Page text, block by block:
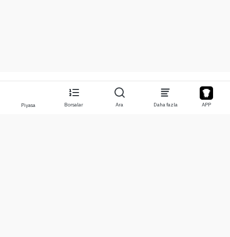
Piyasa Borsalar Ara Daha fazla APP